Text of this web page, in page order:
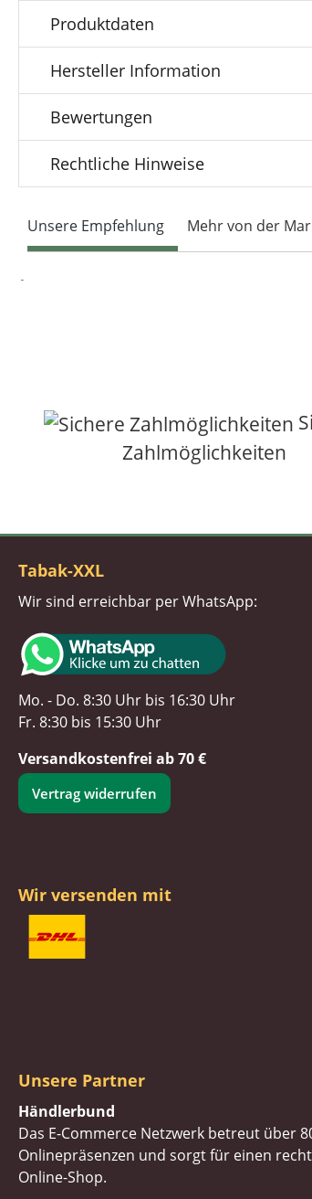
Produktdaten
Hersteller Information
Bewertungen
Rechtliche Hinweise
Unsere Empfehlung Mehr von der
Zahlmöglichkeiten
Tabak-XXL
Wir sind erreichbar per WhatsApp:
Mo. - Do. 8:30 Uhr bis 16:30 Uhr
Fr. 8:30 bis 15:30 Uhr
Versandkostenfrei ab 70 €
Vertrag widerrufen
Wir versenden mit
Unsere Partner
Händlerbund
Das E-Commerce Netzwerk betreut über
Onlinepräsenzen und sorgt für einen
Online-Shop.